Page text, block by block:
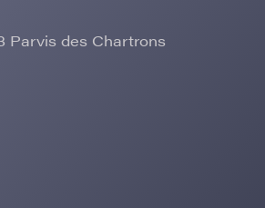
Parvis des Chartrons